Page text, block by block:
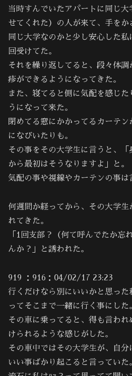
当時すんでいたアパートに同じ
せてくれた）の人が来て、手をか
同じ大学なのかと少し安心した
回受けてた。
それを繰り返してると、段々体
疹ができるようになってきた。
また、寝てると側に気配を感じた
うになって来た。
閉めてる窓にかかってるカーテン
になびいたりも。
その事をその大学生に言うと、「
から最初はそうなりますよ」と。
気配の事や視線やカーテンの事は
何週間か経ってから、その大学
れてきた。
「1回支部？（何て呼んでたか忘
んか？」と誘われた。
919 ：916：04/02/17 23:23
行くだけなら別にいいかと思っ
ってそこまで一緒に行く事にした
その車に乗ってると、得も言わ
けられるような感じがした。
その車中ではその大学生が、自分
いい事ばかり起こると言っていた